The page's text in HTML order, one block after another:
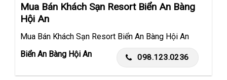
Mua Bán Khách Sạn Resort Biển An Bàng
Hội An
Mua Bán Khách Sạn Resort Biển An Bàng Hội An
Biển An Bàng Hội An
098.123.0236